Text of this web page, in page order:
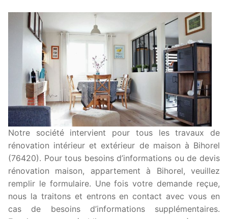
Notre société intervient pour tous les travaux de
rénovation intérieur et extérieur de maison à Bihorel
(76420). Pour tous besoins d’informations ou de devis
rénovation maison, appartement à Bihorel, veuillez
remplir le formulaire. Une fois votre demande reçue,
nous la traitons et entrons en contact avec vous en
cas de besoins d’informations supplémentaires.